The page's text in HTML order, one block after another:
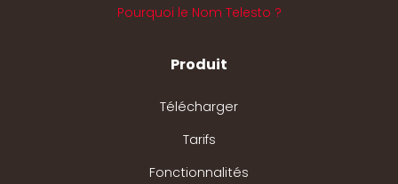
Pourquoi le Nom Telesto ?
Produit
Télécharger
Tarifs
Fonctionnalités